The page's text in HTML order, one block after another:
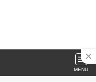
MENU